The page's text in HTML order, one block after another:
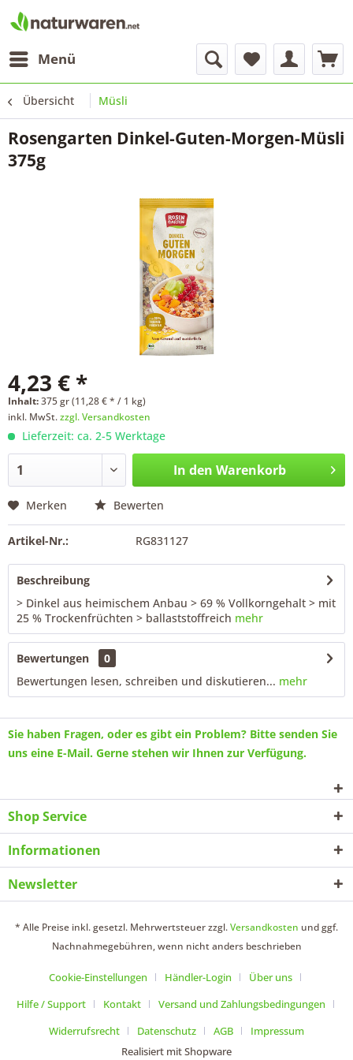
Menü
Übersicht Müsli
Rosengarten Dinkel-Guten-Morgen-Müsli
375g
4,23 € *
Inhalt:375 gr (11,28 € * / 1 kg)
inkl. MwSt.zzgl. Versandkosten
Lieferzeit: ca. 2-5 Werktage
In den Warenkorb
Merken Bewerten
Artikel-Nr.: RG831127
Beschreibung
> Dinkel aus heimischem Anbau > 69 % Vollkorngehalt > mit
25 % Trockenfrüchten > ballaststoffreich mehr
Bewertungen
0
Bewertungen lesen, schreiben und diskutieren... mehr
Sie haben Fragen, oder es gibt ein Problem? Bitte senden Sie
uns eine E-Mail. Gerne stehen wir Ihnen zur Verfügung.
Shop Service
Informationen
Newsletter
* Alle Preise inkl. gesetzl. Mehrwertsteuer zzgl.Versandkosten und ggf.
Nachnahmegebühren, wenn nicht anders beschrieben
Cookie-Einstellungen Händler-Login
Über uns
Hilfe / Support
Kontakt
Versand und Zahlungsbedingungen
Widerrufsrecht
Datenschutz AGB
Impressum
Realisiert mit Shopware